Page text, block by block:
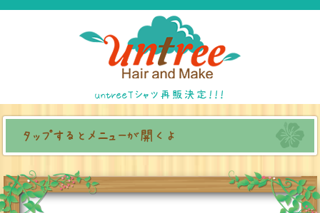
untreeTシャツ再販決定！！！
タップするとメニューが開くよ